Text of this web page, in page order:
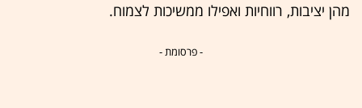
מהן יציבות, רווחיות ואפילו ממשיכות לצמוח.
- פרסומת -